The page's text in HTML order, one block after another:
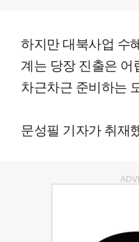
하지만 대북사업 수
계는 당장 진출은 어
차근차근 준비하는
문성필 기자가 취재